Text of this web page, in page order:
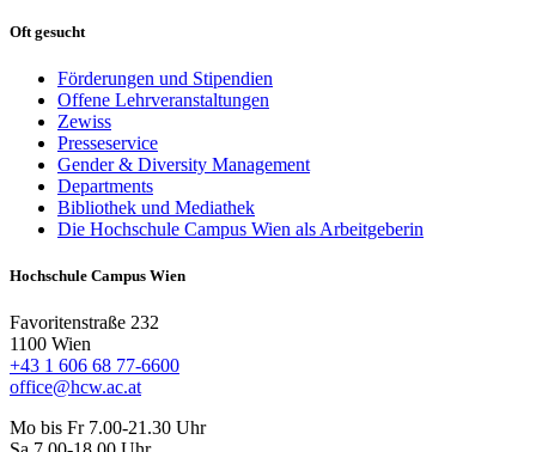
Oft gesucht
Förderungen und Stipendien
Offene Lehrveranstaltungen
Zewiss
Presseservice
Gender & Diversity Management
Departments
Bibliothek und Mediathek
Die Hochschule Campus Wien als Arbeitgeberin
Hochschule Campus Wien
Favoritenstraße 232
1100 Wien
+43 1 606 68 77-6600
office@hcw.ac.at
Mo bis Fr 7.00-21.30 Uhr